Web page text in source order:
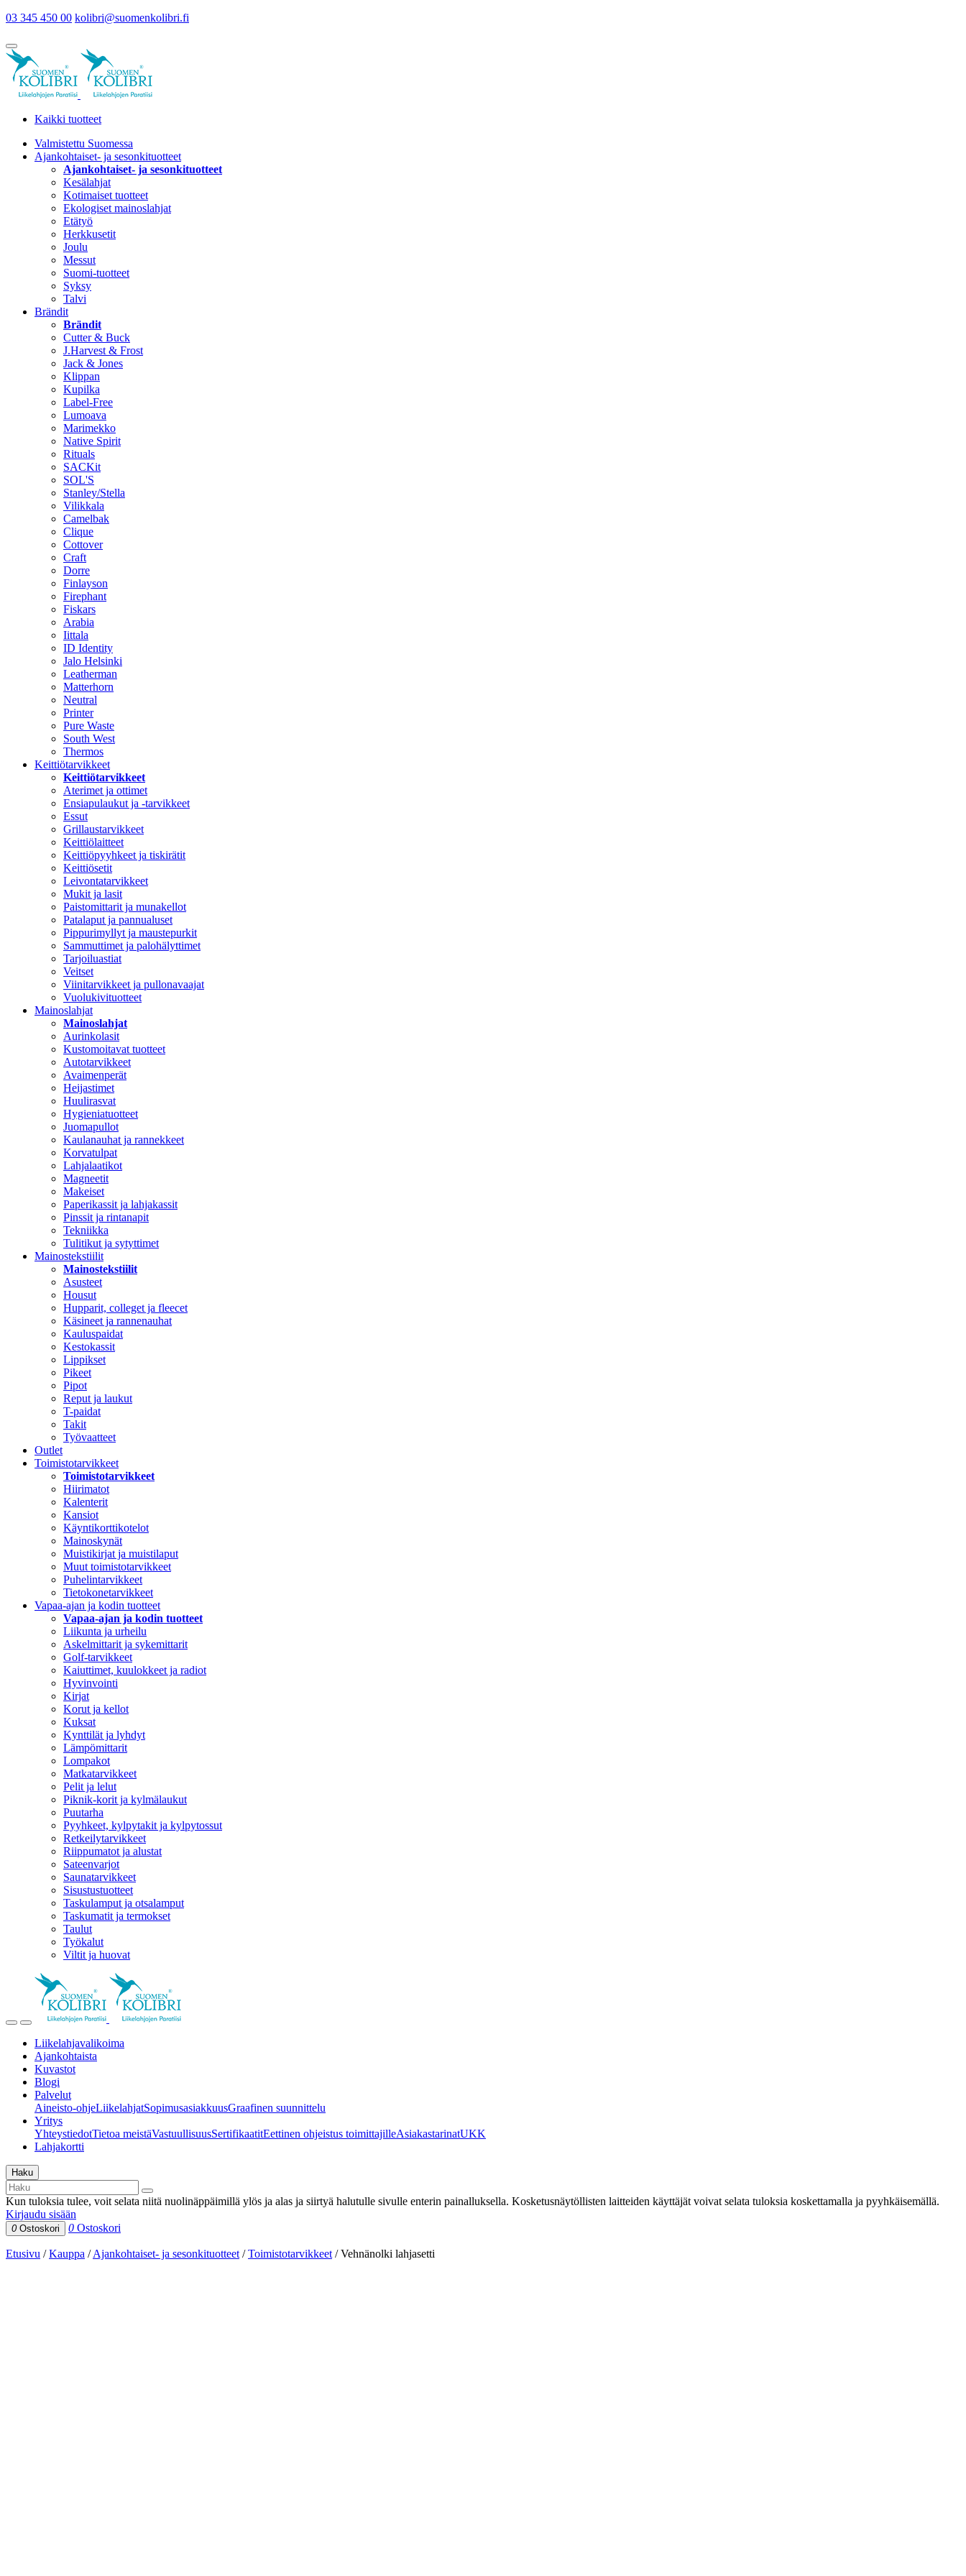
03 345 450 00 kolibri@suomenkolibri.fi
Kaikki tuotteet
Valmistettu Suomessa
Ajankohtaiset- ja sesonkituotteet
Ajankohtaiset- ja sesonkituotteet
Kesälahjat
Kotimaiset tuotteet
Ekologiset mainoslahjat
Etätyö
Herkkusetit
Joulu
Messut
Suomi-tuotteet
Syksy
Talvi
Brändit
Brändit
Cutter & Buck
J.Harvest & Frost
Jack & Jones
Klippan
Kupilka
Label-Free
Lumoava
Marimekko
Native Spirit
Rituals
SACKit
SOL'S
Stanley/Stella
Vilikkala
Camelbak
Clique
Cottover
Craft
Dorre
Finlayson
Firephant
Fiskars
Arabia
Iittala
ID Identity
Jalo Helsinki
Leatherman
Matterhorn
Neutral
Printer
Pure Waste
South West
Thermos
Keittiötarvikkeet
Keittiötarvikkeet
Aterimet ja ottimet
Ensiapulaukut ja -tarvikkeet
Essut
Grillaustarvikkeet
Keittiölaitteet
Keittiöpyyhkeet ja tiskirätit
Keittiösetit
Leivontatarvikkeet
Mukit ja lasit
Paistomittarit ja munakellot
Patalaput ja pannualuset
Pippurimyllyt ja maustepurkit
Sammuttimet ja palohälyttimet
Tarjoiluastiat
Veitset
Viinitarvikkeet ja pullonavaajat
Vuolukivituotteet
Mainoslahjat
Mainoslahjat
Aurinkolasit
Kustomoitavat tuotteet
Autotarvikkeet
Avaimenperät
Heijastimet
Huulirasvat
Hygieniatuotteet
Juomapullot
Kaulanauhat ja rannekkeet
Korvatulpat
Lahjalaatikot
Magneetit
Makeiset
Paperikassit ja lahjakassit
Pinssit ja rintanapit
Tekniikka
Tulitikut ja sytyttimet
Mainostekstiilit
Mainostekstiilit
Asusteet
Housut
Hupparit, colleget ja fleecet
Käsineet ja rannenauhat
Kauluspaidat
Kestokassit
Lippikset
Pikeet
Pipot
Reput ja laukut
T-paidat
Takit
Työvaatteet
Outlet
Toimistotarvikkeet
Toimistotarvikkeet
Hiirimatot
Kalenterit
Kansiot
Käyntikorttikotelot
Mainoskynät
Muistikirjat ja muistilaput
Muut toimistotarvikkeet
Puhelintarvikkeet
Tietokonetarvikkeet
Vapaa-ajan ja kodin tuotteet
Vapaa-ajan ja kodin tuotteet
Liikunta ja urheilu
Askelmittarit ja sykemittarit
Golf-tarvikkeet
Kaiuttimet, kuulokkeet ja radiot
Hyvinvointi
Kirjat
Korut ja kellot
Kuksat
Kynttilät ja lyhdyt
Lämpömittarit
Lompakot
Matkatarvikkeet
Pelit ja lelut
Piknik-korit ja kylmälaukut
Puutarha
Pyyhkeet, kylpytakit ja kylpytossut
Retkeilytarvikkeet
Riippumatot ja alustat
Sateenvarjot
Saunatarvikkeet
Sisustustuotteet
Taskulamput ja otsalamput
Taskumatit ja termokset
Taulut
Työkalut
Viltit ja huovat
Liikelahjavalikoima
Ajankohtaista
Kuvastot
Blogi
Palvelut
Aineisto-ohjeLiikelahjatSopimusasiakkuusGraafinen suunnittelu
Yritys
YhteystiedotTietoa meistäVastuullisuusSertifikaatitEettinen ohjeistus toimittajilleAsiakastarinatUKK
Lahjakortti
Haku
Kun tuloksia tulee, voit selata niitä nuolinäppäimillä ylös ja alas ja siirtyä halutulle sivulle enterin painalluksella. Kosketusnäytöllisten laitteiden käyttäjät voivat selata tuloksia koskettamalla ja pyyhkäisemällä.
Kirjaudu sisään
0 Ostoskori 0 Ostoskori
Etusivu /Kauppa /Ajankohtaiset- ja sesonkituotteet /Toimistotarvikkeet /Vehnänolki lahjasetti